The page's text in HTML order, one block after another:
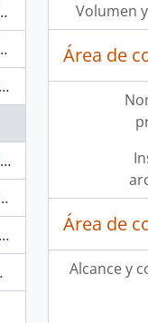
Volumen
Área de
Área de
Alcance y